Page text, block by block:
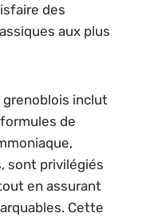
des
aux plus
inclut
de
sont privilégiés
en assurant
Cette